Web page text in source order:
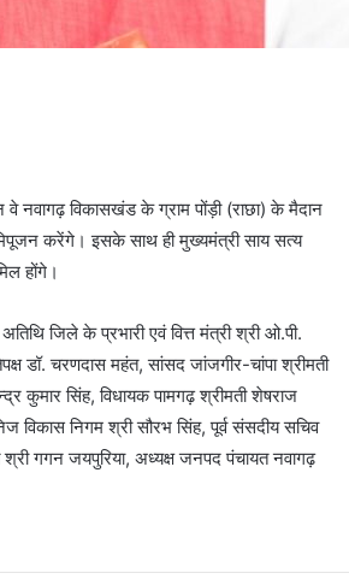
नवागढ़ विकासखंड के ग्राम पोंड़ी (राछा) के मैदान
करेंगे। इसके साथ ही मुख्यमंत्री साय सत्य
होंगे।
जिले के प्रभारी एवं वित्त मंत्री श्री ओ.पी.
डॉ. चरणदास महंत, सांसद जांजगीर-चांपा श्रीमती
कुमार सिंह, विधायक पामगढ़ श्रीमती शेषराज
विकास निगम श्री सौरभ सिंह, पूर्व संसदीय सचिव
गगन जयपुरिया, अध्यक्ष जनपद पंचायत नवागढ़